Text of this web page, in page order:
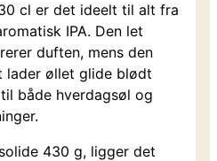
cl er det ideelt til alt fra
IPA. Den let
duften, mens den
lader øllet glide blødt
både hverdagsøl og
430 g, ligger det